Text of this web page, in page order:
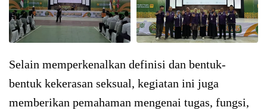
Selain memperkenalkan definisi dan bentuk-
bentuk kekerasan seksual, kegiatan ini juga
memberikan pemahaman mengenai tugas, fungsi,